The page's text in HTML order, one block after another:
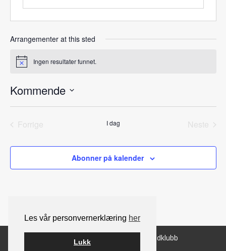
Les vår personvernerklæring her
Lukk
Arrangementer at this sted
Notice Ingen resultater funnet.
Kommende
Forrige
I dag
Neste
Abonner på kalender
© 2026 Norsk Berner Sennenhundklubb